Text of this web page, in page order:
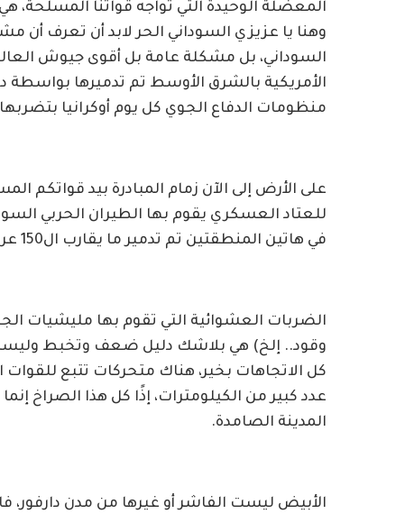
المعضلة الوحيدة التي تواجه قواتنا
وهنا يا عزيزي السوداني الحر لابد أن تعرف
السوداني، بل مشكلة عامة بل أقوى جيوش
الأمريكية بالشرق الأوسط تم تدميرها
منظومات الدفاع الجوي كل يوم أوكرانيا
على الأرض إلى الآن زمام المبادرة بيد قواتكم
للعتاد العسكري يقوم بها الطيران الحربي
في هاتين المنطقتين تم تدمير ما يقارب ال150 عربة قتالية جنجويدية، دون أي شوشرة.
الضربات العشوائية التي تقوم بها مليشيات
وقود.. إلخ) هي بلاشك دليل ضعف وتخبط وليست
كل الاتجاهات بخير، هناك متحركات تتبع
عدد كبير من الكيلومترات، إذًا كل هذا الصراخ
المدينة الصامدة.
الأبيض ليست الفاشر أو غيرها من مدن دارفور،